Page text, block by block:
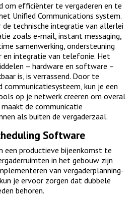
om efficiënter te vergaderen en te
Unified Communications system.
technische integratie van allerlei
zoals e-mail, instant messaging,
samenwerking, ondersteuning
en integratie van telefonie. Het
– hardware en software –
is, is verrassend. Door te
communicatiesysteem, kun je een
op je netwerk creëren om overal
de communicatie
als buiten de vergaderzaal.
Software
een productieve bijeenkomst te
in het gebouw zijn
van vergaderplanning-
je ervoor zorgen dat dubbele
behoren.